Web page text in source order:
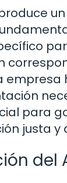
empresa
para
justa y
del